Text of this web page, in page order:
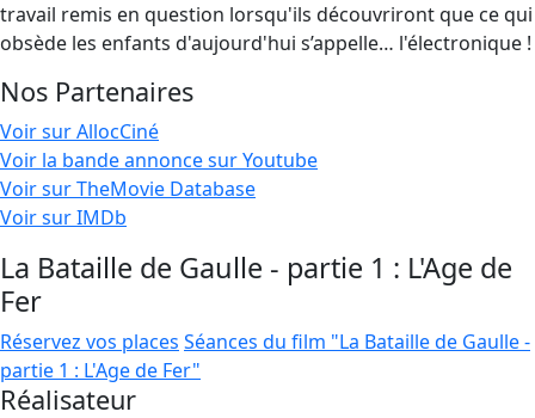
travail remis en question lorsqu'ils découvriront que ce qui
obsède les enfants d'aujourd'hui s’appelle… l'électronique !
Nos Partenaires
Voir sur AllocCiné
Voir la bande annonce sur Youtube
Voir sur TheMovie Database
Voir sur IMDb
La Bataille de Gaulle - partie 1 : L'Age de
Fer
Réservez vos places Séances du film "La Bataille de Gaulle -
partie 1 : L'Age de Fer"
Réalisateur